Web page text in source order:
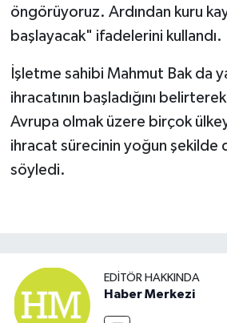
öngörüyoruz. Ardından kuru
başlayacak" ifadelerini kullandı.
İşletme sahibi Mahmut Bak da
ihracatının başladığını
Avrupa olmak üzere birçok
ihracat sürecinin yoğun şekilde
söyledi.
EDITÖR HAKKINDA
Haber Merkezi